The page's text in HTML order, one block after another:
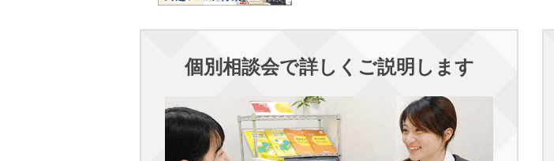
個別相談会で詳しくご説明します